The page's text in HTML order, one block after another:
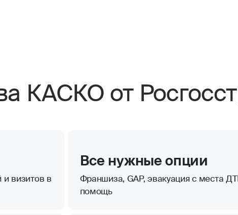
КАСКО от
визитов в
Все нужные опции
Франшиза, GAP, эвакуация с места
помощь